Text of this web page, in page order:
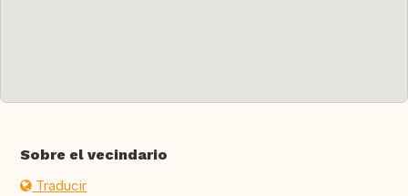
Sobre el vecindario
Traducir